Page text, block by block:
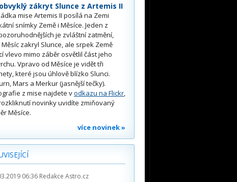
zákryt Slunce z Artemis II
mise Artemis II posílá na Zemi
snímky Země i Měsíce. Jeden z
je zvláštní zatmění,
zakryl Slunce, ale srpek Země
vlevo mimo záběr osvětlil část jeho
Vpravo od Měsíce je vidět tři
které jsou úhlově blízko Slunci.
Mars a Merkur (jasnější tečky).
z mise najdete vodkazu na Flickr,
novinky uvidíte zmiňovaný
Měsíce.
více novinek »
06:36 Redakce Astro.cz